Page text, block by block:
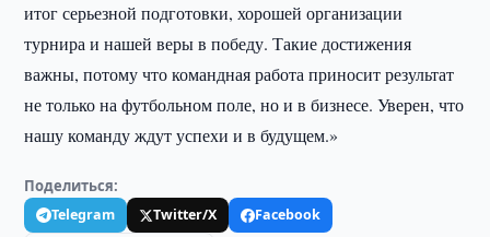
итог серьезной подготовки, хорошей организации
турнира и нашей веры в победу. Такие достижения
важны, потому что командная работа приносит результат
не только на футбольном поле, но и в бизнесе. Уверен, что
нашу команду ждут успехи и в будущем.»
Поделиться:
Telegram Twitter/X
Facebook